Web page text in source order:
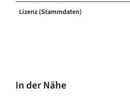
Lizenz (Stammdaten)
In der Nähe